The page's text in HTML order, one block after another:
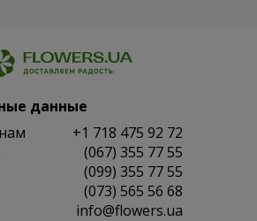
данные
+1 718 475 92 72
(067) 355 77 55
(099) 355 77 55
(073) 565 56 68
info@flowers.ua